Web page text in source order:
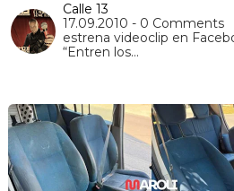
Calle 13
17.09.2010 - 0 Comments
estrena videoclip en
“Entren los…